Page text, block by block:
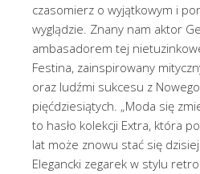
czasomierz o wyjątkowym i
wyglądzie. Znany nam aktor
ambasadorem tej
Festina, zainspirowany
oraz ludźmi sukcesu z
pięćdziesiątych. „Moda się
to hasło kolekcji Extra, która
lat może znowu stać się
Elegancki zegarek w stylu